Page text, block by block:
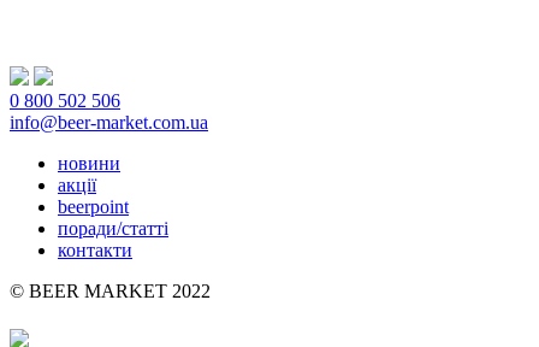
0 800 502 506
info@beer-market.com.ua
новини
акції
beerpoint
поради/статті
контакти
© BEER MARKET 2022